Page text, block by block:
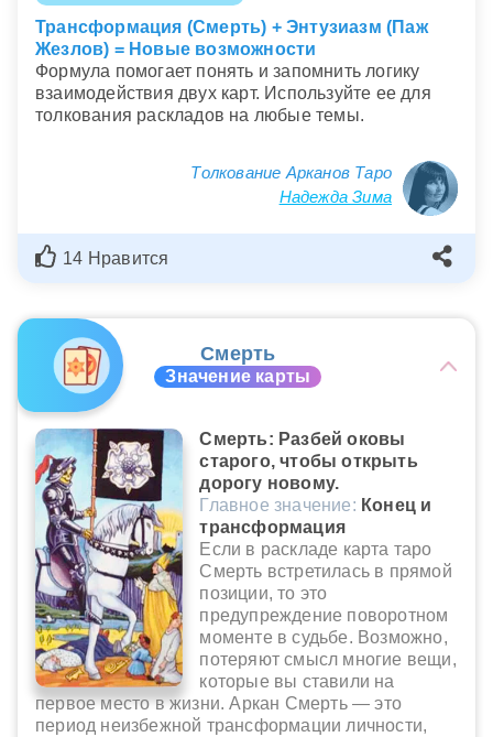
Трансформация (Смерть) + Энтузиазм (Паж
Жезлов) = Новые возможности
Формула помогает понять и запомнить логику
взаимодействия двух карт. Используйте ее для
толкования раскладов на любые темы.
Толкование Арканов Таро
Надежда Зима
14 Нравится
Смерть
Значение карты
Смерть: Разбей оковы
старого, чтобы открыть
дорогу новому.
Главное значение: Конец и
трансформация
Если в раскладе карта таро
Смерть встретилась в прямой
позиции, то это
предупреждение поворотном
моменте в судьбе. Возможно,
потеряют смысл многие вещи,
которые вы ставили на
первое место в жизни. Аркан Смерть — это
период неизбежной трансформации личности,